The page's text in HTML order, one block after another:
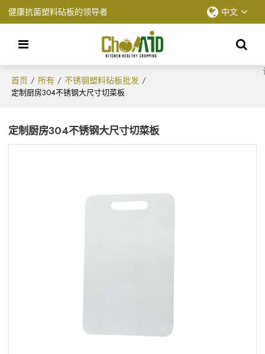
健康抗菌塑料砧板的领导者 中文
首页 / 所有 / 不锈钢塑料砧板批发 /
定制厨房304不锈钢大尺寸切菜板
定制厨房304不锈钢大尺寸切菜板